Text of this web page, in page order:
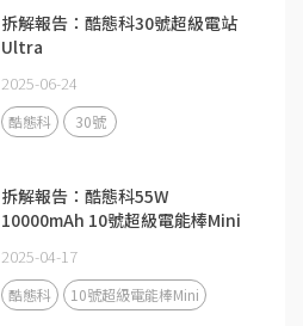
拆解報告：酷態科30號超級電站
Ultra
2025-06-24
酷態科 30號
拆解報告：酷態科55W
10000mAh 10號超級電能棒Mini
2025-04-17
酷態科 10號超級電能棒Mini